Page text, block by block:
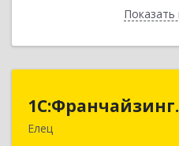
Показать
Елец